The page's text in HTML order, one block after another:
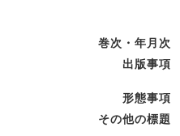
巻次・年月次
出版事項
形態事項
その他の標題